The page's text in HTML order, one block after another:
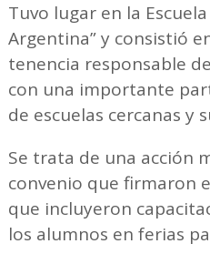
Tuvo lugar en la
Argentina” y consistió
tenencia responsable
con una importante
de escuelas cercanas y
Se trata de una acción
convenio que firmaron
que incluyeron
los alumnos en ferias